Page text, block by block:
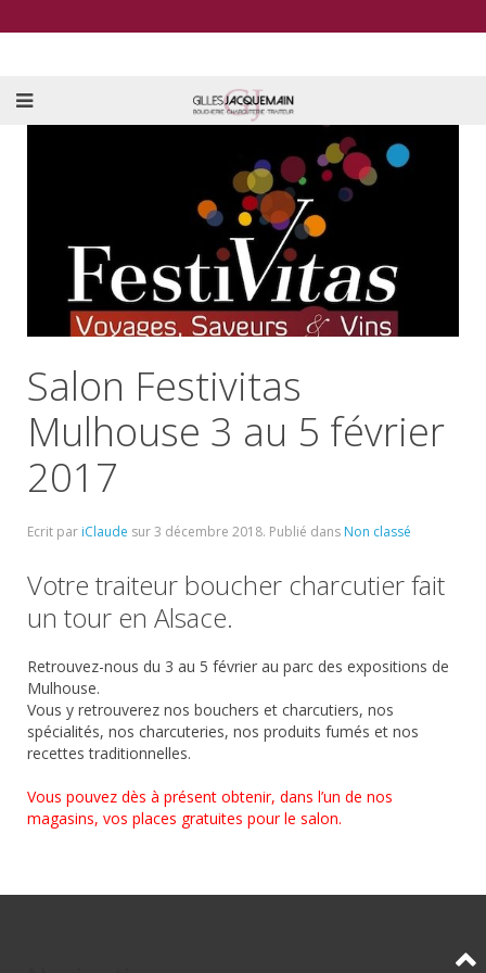
Salon Festivitas
Mulhouse 3 au 5 février
2017
Ecrit par iClaude sur3 décembre 2018. Publié dans Non classé
Votre traiteur boucher charcutier fait
un tour en Alsace.
Retrouvez-nous du 3 au 5 février au parc des expositions de
Mulhouse.
Vous y retrouverez nos bouchers et charcutiers, nos
spécialités, nos charcuteries, nos produits fumés et nos
recettes traditionnelles.
Vous pouvez dès à présent obtenir, dans l’un de nos
magasins, vos places gratuites pour le salon.